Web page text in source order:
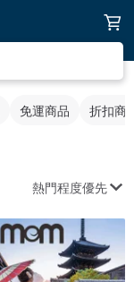
免運商品 折扣商
熱門程度優先